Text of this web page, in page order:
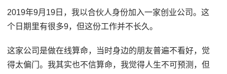
2019年9月19日，我以合伙人身份加入一家创业公司。这
个日期里有很多9，但这份工作并不长久。
这家公司是做在线算命，当时身边的朋友普遍不看好，觉
得太偏门。我其实也不信算命，我觉得人生不可预测，但